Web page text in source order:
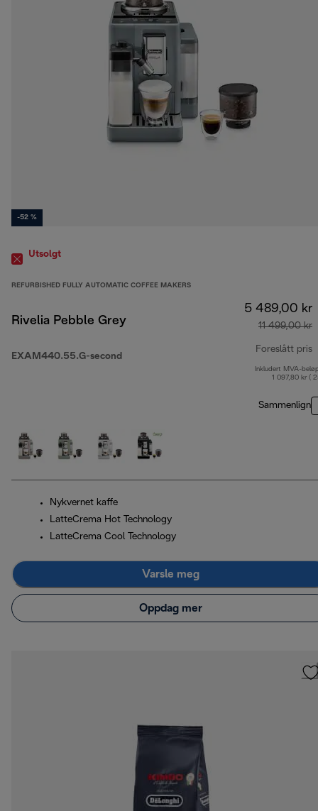
-52 %
Utsolgt
REFURBISHED FULLY AUTOMATIC COFFEE MAKERS
Rivelia Pebble Grey
EXAM440.55.G-second
5 489,00 kr
11 499,00 kr
Foreslått pris
Inkludert MVA-
1 097,80 kr (
Sammenlign
Nykvernet kaffe
LatteCrema Hot Technology
LatteCrema Cool Technology
Varsle meg
Oppdag mer